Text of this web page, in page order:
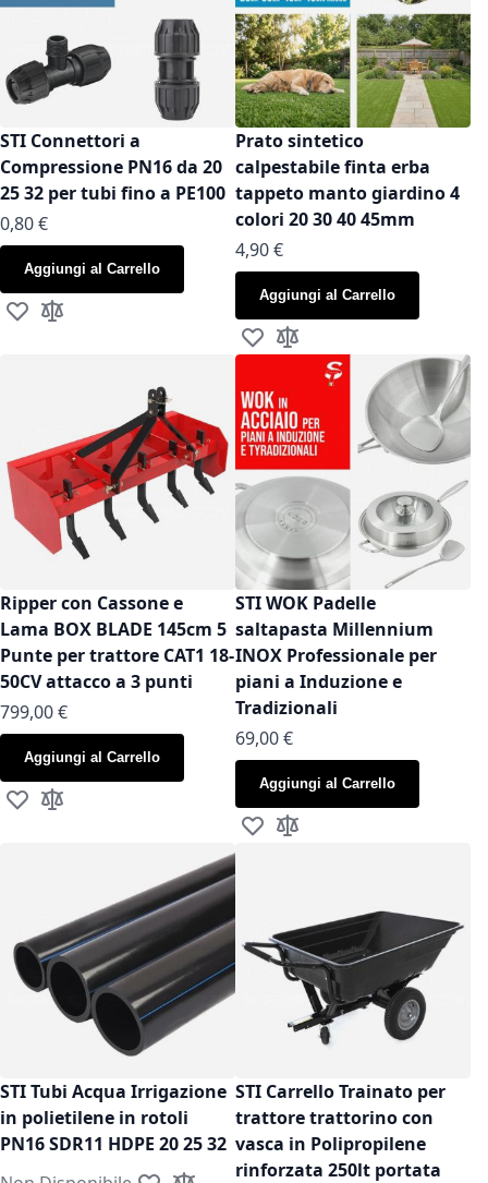
STI Connettori a
Compressione PN16 da 20
25 32 per tubi fino a PE100
As low as
0,80 €
Aggiungi al Carrello
Aggiungi alla lista desideri
Aggiungi al confronto
Prato sintetico
calpestabile finta erba
tappeto manto giardino 4
colori 20 30 40 45mm
As low as
4,90 €
Aggiungi al Carrello
Aggiungi alla lista desideri
Aggiungi al confronto
Ripper con Cassone e
Lama BOX BLADE 145cm 5
Punte per trattore CAT1 18-
50CV attacco a 3 punti
799,00 €
Aggiungi al Carrello
Aggiungi alla lista desideri
Aggiungi al confronto
STI WOK Padelle
saltapasta Millennium
INOX Professionale per
piani a Induzione e
Tradizionali
As low as
69,00 €
Aggiungi al Carrello
Aggiungi alla lista desideri
Aggiungi al confronto
STI Tubi Acqua Irrigazione
in polietilene in rotoli
PN16 SDR11 HDPE 20 25 32
STI Carrello Trainato per
trattore trattorino con
vasca in Polipropilene
rinforzata 250lt portata